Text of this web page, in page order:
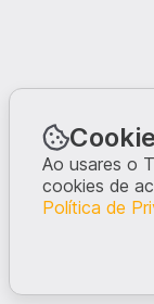
Ao usares o
cookies de
Política de